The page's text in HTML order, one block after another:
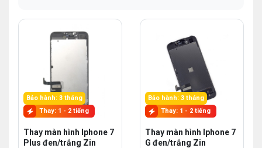
Bảo hành: 3 tháng
Thay: 1 - 2 tiếng
Thay màn hình Iphone 7
Plus đen/trắng Zin
Bảo hành: 3 tháng
Thay: 1 - 2 tiếng
Thay màn hình Iphone 7
G đen/trắng Zin